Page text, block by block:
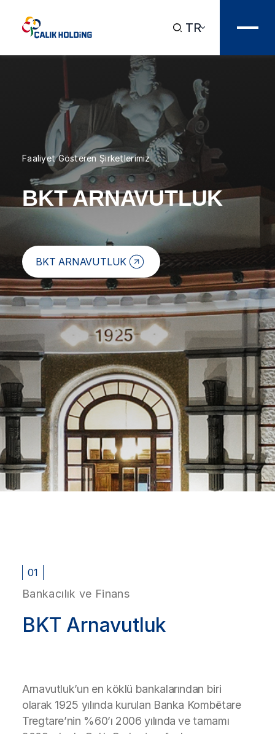
TR
Faaliyet Gösteren Şirketlerimiz
BKT ARNAVUTLUK
BKT ARNAVUTLUK
01
Bankacılık ve Finans
BKT Arnavutluk
Arnavutluk’un en köklü bankalarından biri
olarak 1925 yılında kurulan Banka Kombëtare
Tregtare’nin %60’ı 2006 yılında ve tamamı